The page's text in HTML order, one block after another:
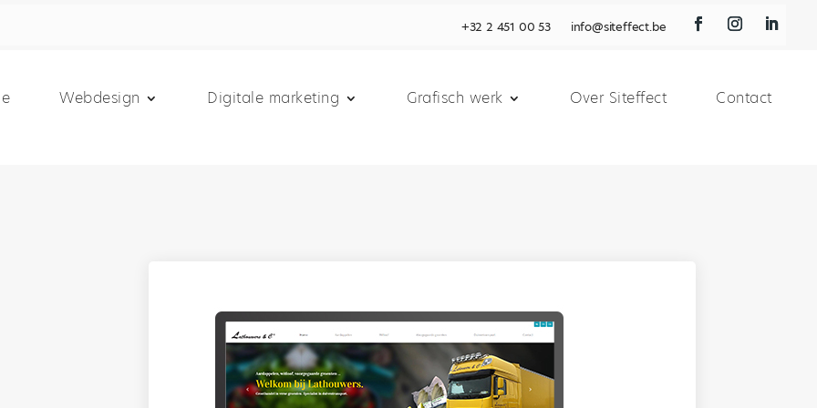
+32 2 451 00 53 info@siteffect.be
Webdesign Digitale marketing Grafisch werk Over Siteffect Contact